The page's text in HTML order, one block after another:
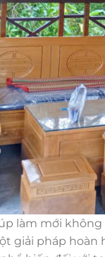
làm mới
giải pháp hoàn